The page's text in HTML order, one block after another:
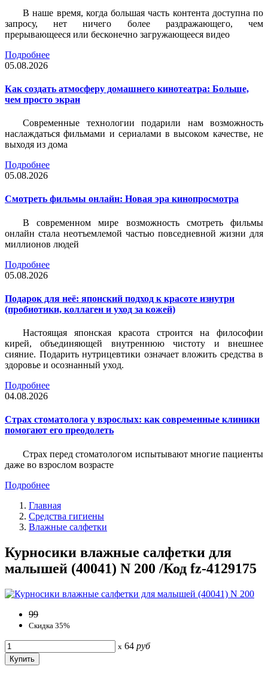
В наше время, когда большая часть контента доступна по
запросу, нет ничего более раздражающего, чем
прерывающееся или бесконечно загружающееся видео
Подробнее
05.08.2026
Как создать атмосферу домашнего кинотеатра: Больше,
чем просто экран
Современные технологии подарили нам возможность
наслаждаться фильмами и сериалами в высоком качестве, не
выходя из дома
Подробнее
05.08.2026
Смотреть фильмы онлайн: Новая эра кинопросмотра
В современном мире возможность смотреть фильмы
онлайн стала неотъемлемой частью повседневной жизни для
миллионов людей
Подробнее
05.08.2026
Подарок для неё: японский подход к красоте изнутри
(пробиотики, коллаген и уход за кожей)
Настоящая японская красота строится на философии
кирей, объединяющей внутреннюю чистоту и внешнее
сияние. Подарить нутрицевтики означает вложить средства в
здоровье и осознанный уход.
Подробнее
04.08.2026
Страх стоматолога у взрослых: как современные клиники
помогают его преодолеть
Страх перед стоматологом испытывают многие пациенты
даже во взрослом возрасте
Подробнее
Главная
Средства гигиены
Влажные салфетки
Курносики влажные салфетки для
малышей (40041) N 200 /Код fz-4129175
99
Скидка 35%
x 64 руб